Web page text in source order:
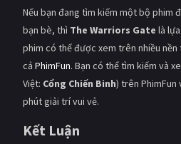
Nếu bạn đang tìm kiếm một bộ phim
bạn bè, thì The Warriors Gate là
phim có thể được xem trên nhiều
cả PhimFun. Bạn có thể tìm kiếm và
Việt: Cổng Chiến Binh) trên
phút giải trí vui vẻ.
Kết Luận